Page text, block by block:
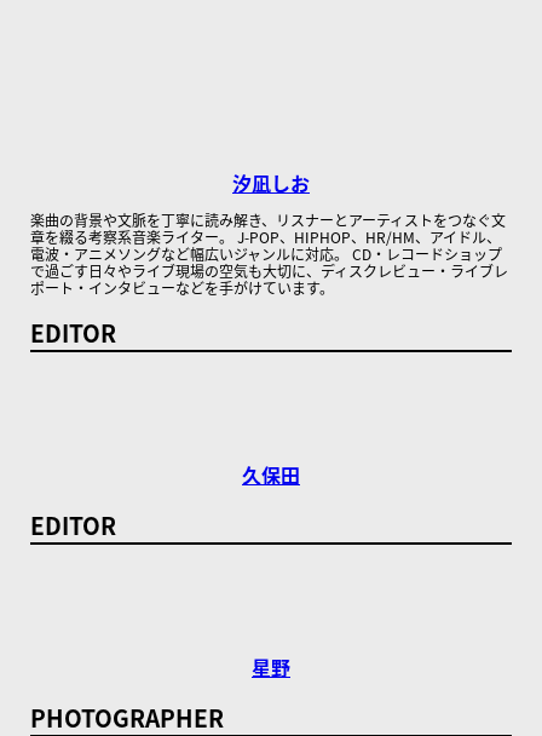
汐凪しお
楽曲の背景や文脈を丁寧に読み解き、リスナーとアーティストをつなぐ文
章を綴る考察系音楽ライター。 J-POP、HIPHOP、HR/HM、アイドル、
電波・アニメソングなど幅広いジャンルに対応。 CD・レコードショップ
で過ごす日々やライブ現場の空気も大切に、ディスクレビュー・ライブレ
ポート・インタビューなどを手がけています。
EDITOR
久保田
EDITOR
星野
PHOTOGRAPHER